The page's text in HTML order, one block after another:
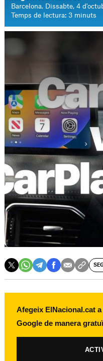
Barcelona. Dissabte, 4
Temps de lectura: 3 minuts
Afegeix ElNacional.cat
Google de manera